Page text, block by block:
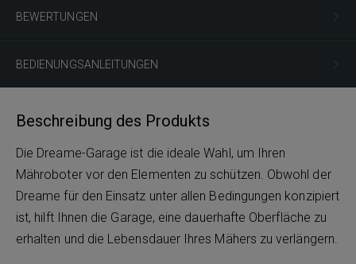
BEWERTUNGEN
BEDIENUNGSANLEITUNGEN
Beschreibung des Produkts
Die Dreame-Garage ist die ideale Wahl, um Ihren
Mähroboter vor den Elementen zu schützen. Obwohl der
Dreame für den Einsatz unter allen Bedingungen konzipiert
ist, hilft Ihnen die Garage, eine dauerhafte Oberfläche zu
erhalten und die Lebensdauer Ihres Mähers zu verlängern.